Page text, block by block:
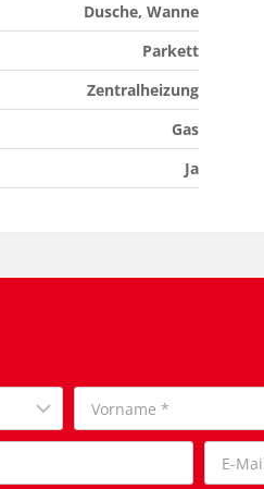
Dusche, Wanne
Parkett
Zentralheizung
Gas
Ja